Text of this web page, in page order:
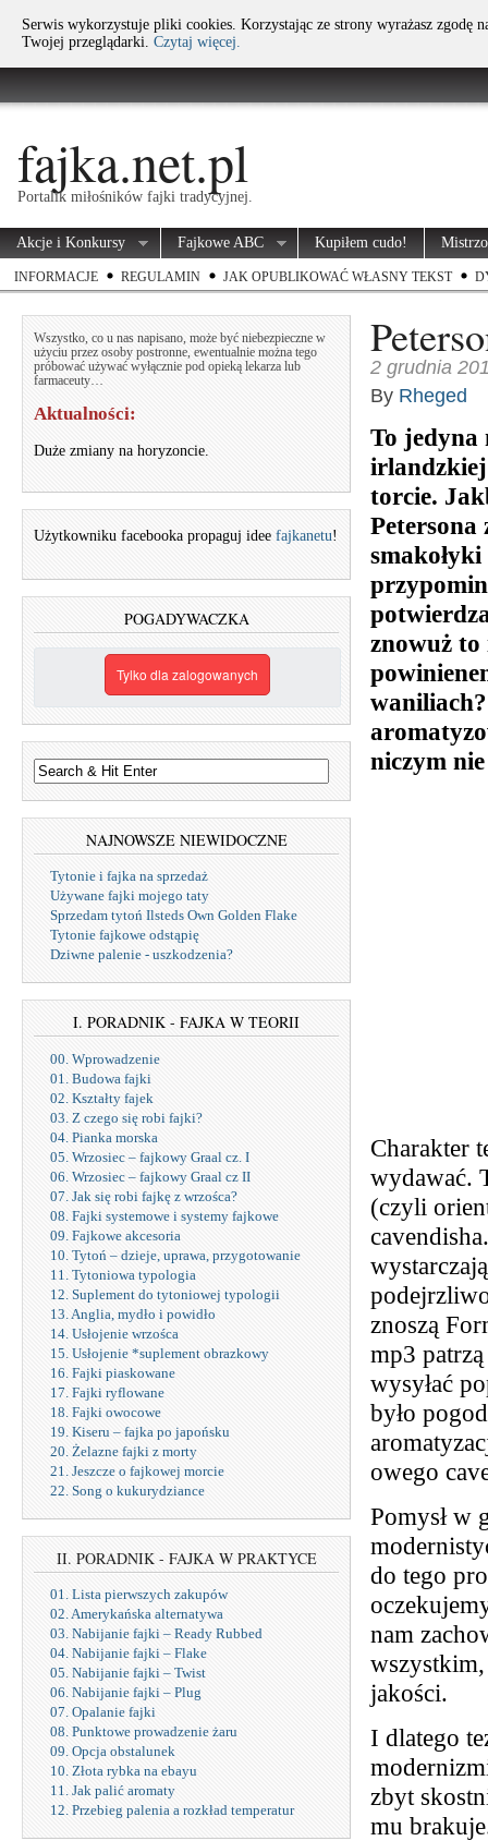
fajka.net.pl
Portalik miłośników fajki tradycyjnej.
Akcje i Konkursy Fajkowe ABC Kupiłem cudo!
INFORMACJE REGULAMIN JAK OPUBLIKOWAĆ WŁASNY TEKST
Wszystko, co u nas napisano, może być niebezpieczne w
użyciu przez osoby postronne, ewentualnie można tego
próbować używać wyłącznie pod opieką lekarza lub
farmaceuty…
Aktualności:
Duże zmiany na horyzoncie.
Użytkowniku facebooka propaguj idee fajkanetu!
POGADYWACZKA
Tylko dla zalogowanych
NAJNOWSZE NIEWIDOCZNE
Tytonie i fajka na sprzedaż
Używane fajki mojego taty
Sprzedam tytoń Ilsteds Own Golden Flake
Tytonie fajkowe odstąpię
Dziwne palenie - uszkodzenia?
I. PORADNIK - FAJKA W TEORII
00. Wprowadzenie
01. Budowa fajki
02. Kształty fajek
03. Z czego się robi fajki?
04. Pianka morska
05. Wrzosiec – fajkowy Graal cz. I
06. Wrzosiec – fajkowy Graal cz II
07. Jak się robi fajkę z wrzośca?
08. Fajki systemowe i systemy fajkowe
09. Fajkowe akcesoria
10. Tytoń – dzieje, uprawa, przygotowanie
11. Tytoniowa typologia
12. Suplement do tytoniowej typologii
13. Anglia, mydło i powidło
14. Usłojenie wrzośca
15. Usłojenie *suplement obrazkowy
16. Fajki piaskowane
17. Fajki ryflowane
18. Fajki owocowe
19. Kiseru – fajka po japońsku
20. Żelazne fajki z morty
21. Jeszcze o fajkowej morcie
22. Song o kukurydziance
II. PORADNIK - FAJKA W PRAKTYCE
01. Lista pierwszych zakupów
02. Amerykańska alternatywa
03. Nabijanie fajki – Ready Rubbed
04. Nabijanie fajki – Flake
05. Nabijanie fajki – Twist
06. Nabijanie fajki – Plug
07. Opalanie fajki
08. Punktowe prowadzenie żaru
09. Opcja obstalunek
10. Złota rybka na ebayu
11. Jak palić aromaty
12. Przebieg palenia a rozkład temperatur
2 grudnia
By Rheged
To jedyna
torcie.
Petersona
znowuż
niczym
Charakter
wydawać.
(czyli
znoszą
mp3
wysyłać
było
owego
Pomysł w
do tego
nam
jakości.
I dlatego
zbyt
mu
Serwis wykorzystuje pliki cookies. Korzystając ze strony wyrażasz
Twojej przeglądarki. Czytaj więcej.